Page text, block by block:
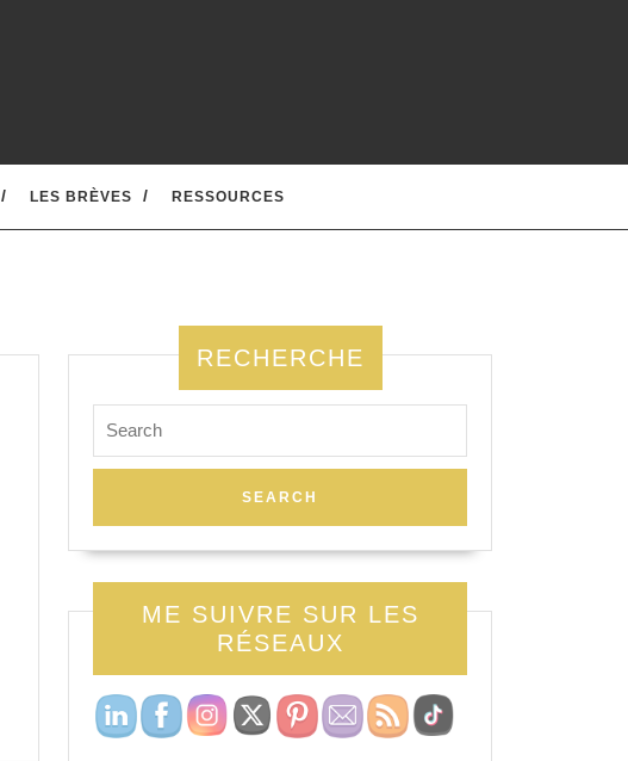
LES BRÈVES RESSOURCES
RECHERCHE
for:
ME SUIVRE SUR LES
RÉSEAUX